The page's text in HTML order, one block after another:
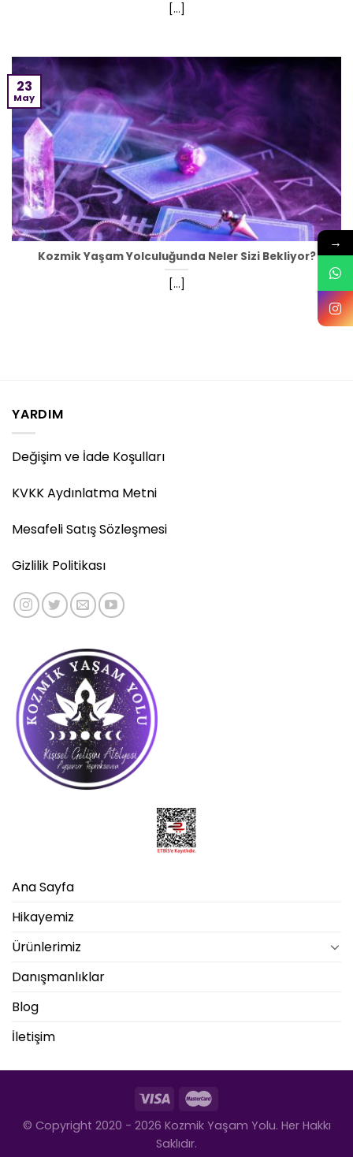
[...]
Kozmik Yaşam Yolculuğunda Neler Sizi Bekliyor?
[...]
23
May
YARDIM
Değişim ve İade Koşulları
KVKK Aydınlatma Metni
Mesafeli Satış Sözleşmesi
Gizlilik Politikası
Ana Sayfa
Hikayemiz
Ürünlerimiz
Danışmanlıklar
Blog
İletişim
© Copyright 2020 - 2026 Kozmik Yaşam Yolu. Her Hakkı
Saklıdır.
→